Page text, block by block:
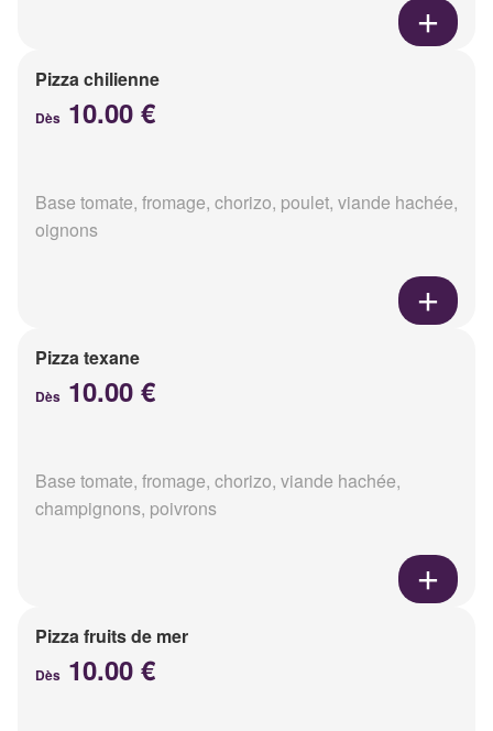
Pizza chilienne
Dès 10.00 €
Base tomate, fromage, chorizo, poulet, viande hachée,
oignons
Pizza texane
Dès 10.00 €
Base tomate, fromage, chorizo, viande hachée,
champignons, poivrons
Pizza fruits de mer
Dès 10.00 €